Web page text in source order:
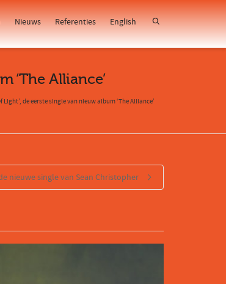
Nieuws Referenties English
‘The Alliance’
de eerste single van nieuw album ‘The Alliance’
nieuwe single van Sean Christopher